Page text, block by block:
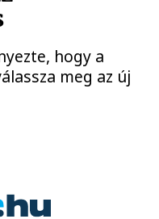
hogy a
meg az új